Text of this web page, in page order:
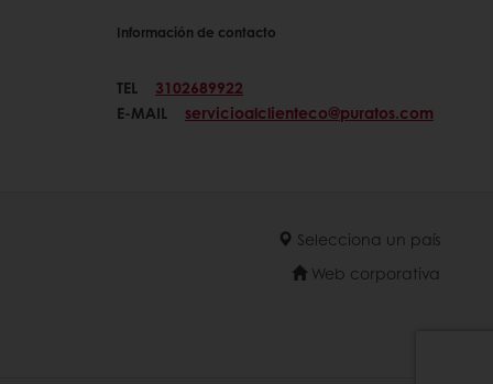
Información de contacto
TEL
3102689922
E-MAIL
servicioalclienteco@puratos.com
Selecciona un país
Web corporativa